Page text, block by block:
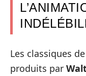
Les classiques
produits par